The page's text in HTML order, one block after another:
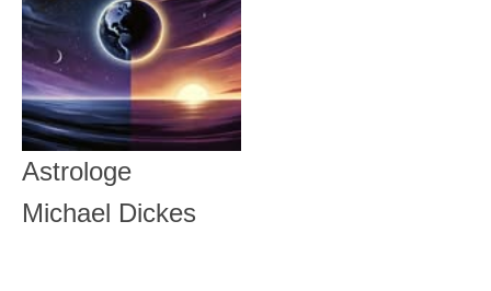
Astrologe
Michael Dickes